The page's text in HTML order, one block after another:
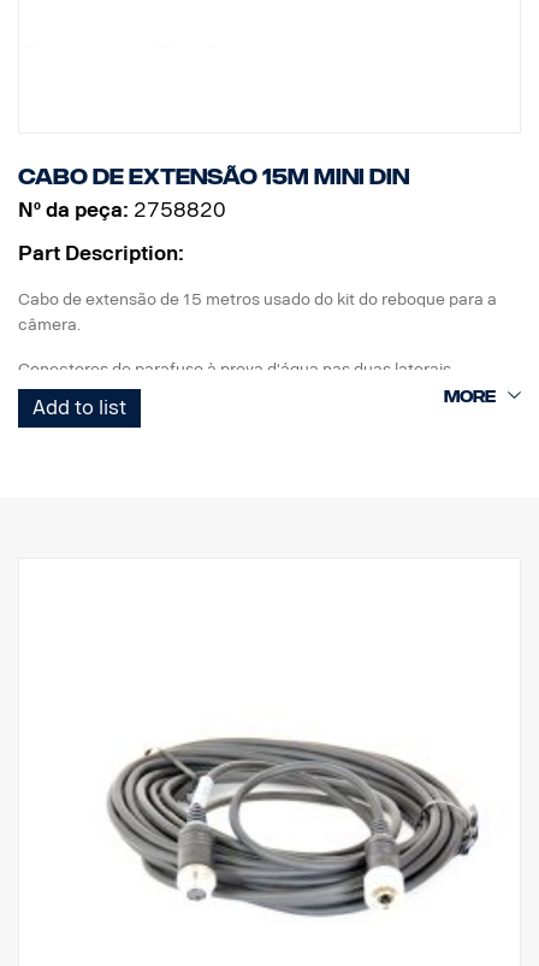
Cabo de extensão 15m MINI DIN
Nº da peça: 2758820
Part Description:
Cabo de extensão de 15 metros usado do kit do reboque para a
câmera.
Conectores de parafuso à prova d'água nas duas laterais.
Add to list